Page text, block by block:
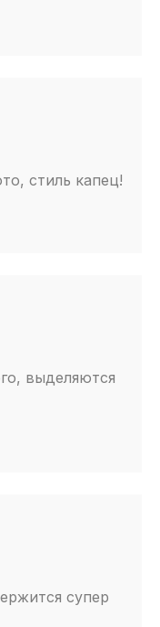
стиль капец!
выделяются
супер